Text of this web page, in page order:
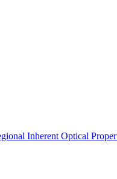
Inherent Optical